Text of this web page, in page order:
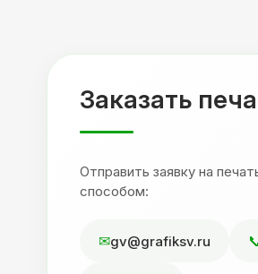
Заказать
Отправить заявку на
способом:
gv@grafiksv.ru